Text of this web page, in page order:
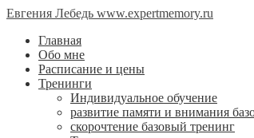
Евгения Лебедь www.expertmemory.ru
Главная
Обо мне
Расписание и цены
Тренинги
Индивидуальное обучение
развитие памяти и внимания
скорочтение базовый тренинг